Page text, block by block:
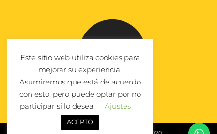
Este sitio web utiliza cookies para
mejorar su experiencia.
Asumiremos que está de acuerdo
con esto, pero puede optar por no
participar si lo desea.
Ajustes
ACEPTO